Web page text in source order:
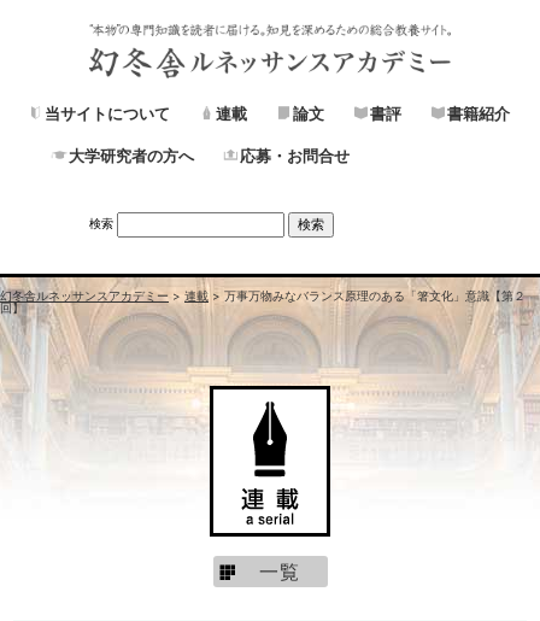
当サイトについて 連載 論文 書評 書籍紹介
大学研究者の方へ 応募・お問合せ
検索
幻冬舎ルネッサンスアカデミー > 連載 > 万事万物みなバランス原理のある「箸文化」意識【第２
回】
一覧